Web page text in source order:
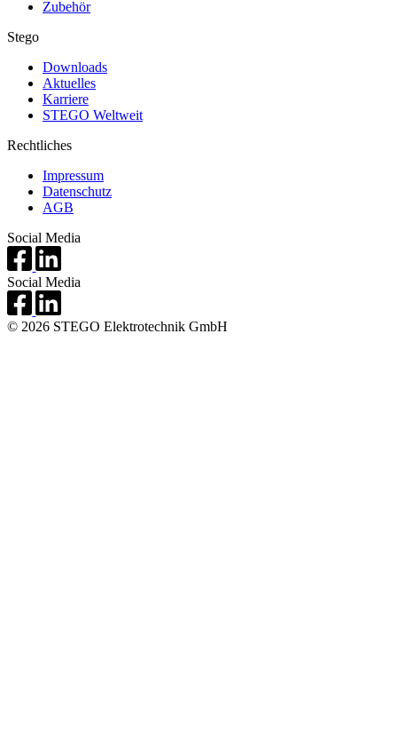
Zubehör
Stego
Downloads
Aktuelles
Karriere
STEGO Weltweit
Rechtliches
Impressum
Datenschutz
AGB
Social Media
Social Media
© 2026 STEGO Elektrotechnik GmbH